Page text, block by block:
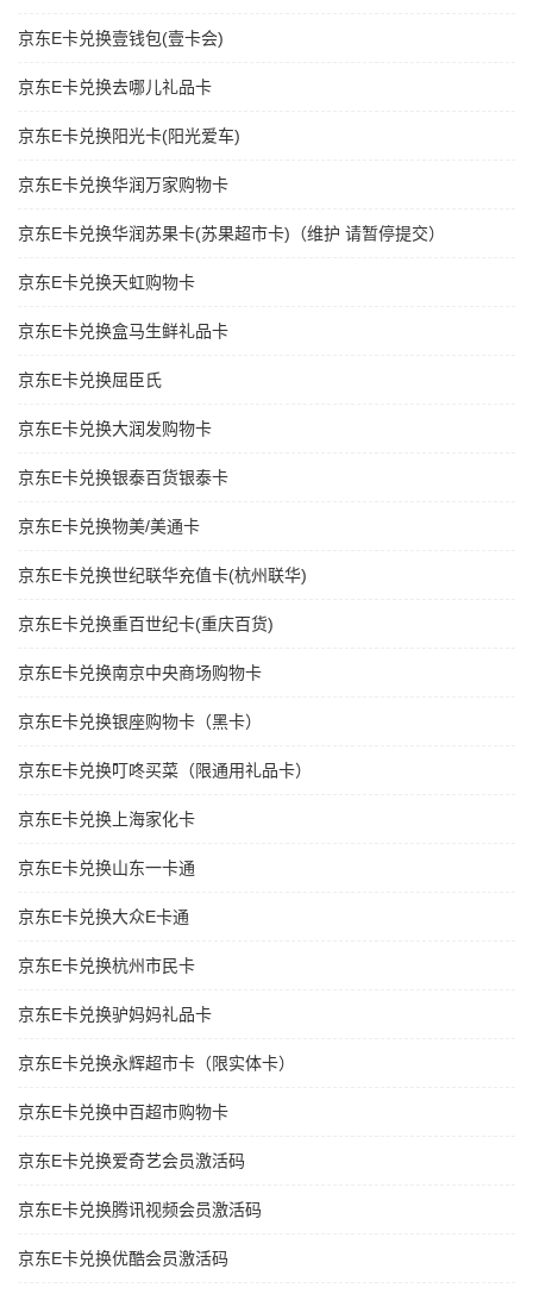
京东E卡兑换壹钱包(壹卡会)
京东E卡兑换去哪儿礼品卡
京东E卡兑换阳光卡(阳光爱车)
京东E卡兑换华润万家购物卡
京东E卡兑换华润苏果卡(苏果超市卡)（维护 请暂停提交）
京东E卡兑换天虹购物卡
京东E卡兑换盒马生鲜礼品卡
京东E卡兑换屈臣氏
京东E卡兑换大润发购物卡
京东E卡兑换银泰百货银泰卡
京东E卡兑换物美/美通卡
京东E卡兑换世纪联华充值卡(杭州联华)
京东E卡兑换重百世纪卡(重庆百货)
京东E卡兑换南京中央商场购物卡
京东E卡兑换银座购物卡（黑卡）
京东E卡兑换叮咚买菜（限通用礼品卡）
京东E卡兑换上海家化卡
京东E卡兑换山东一卡通
京东E卡兑换大众E卡通
京东E卡兑换杭州市民卡
京东E卡兑换驴妈妈礼品卡
京东E卡兑换永辉超市卡（限实体卡）
京东E卡兑换中百超市购物卡
京东E卡兑换爱奇艺会员激活码
京东E卡兑换腾讯视频会员激活码
京东E卡兑换优酷会员激活码